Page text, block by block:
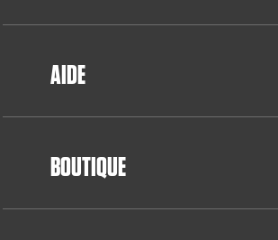
AIDE
BOUTIQUE